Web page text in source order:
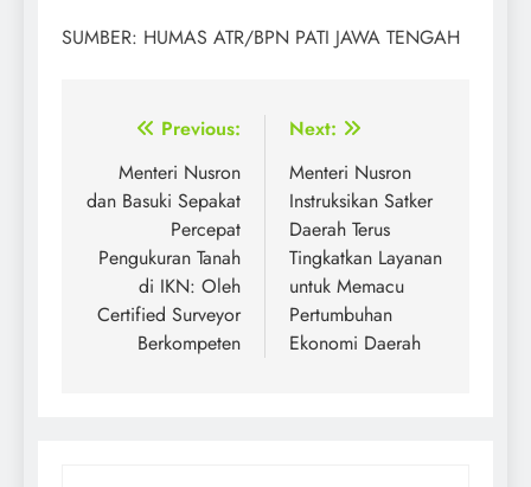
SUMBER: HUMAS ATR/BPN PATI JAWA TENGAH
Post
navigation
Previous:
Menteri Nusron
dan Basuki Sepakat
Percepat
Pengukuran Tanah
di IKN: Oleh
Certified Surveyor
Berkompeten
Next:
Menteri Nusron
Instruksikan Satker
Daerah Terus
Tingkatkan Layanan
untuk Memacu
Pertumbuhan
Ekonomi Daerah